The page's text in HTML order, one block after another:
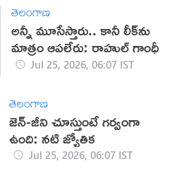
తెలంగాణ
అన్నీ మూసేస్తారు.. కానీ లీక్‌ను
మాత్రం ఆపలేరు: రాహుల్‌ గాంధీ
Jul 25, 2026, 06:07 IST
తెలంగాణ
జెన్‌-జీని చూస్తుంటే గర్వంగా
ఉంది: నటి జ్యోతిక
Jul 25, 2026, 06:07 IST